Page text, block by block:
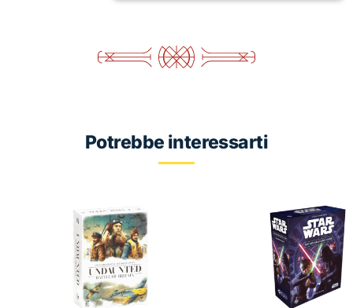
Normandy
quantità
Potrebbe interessarti